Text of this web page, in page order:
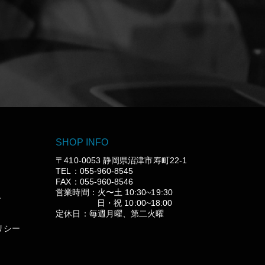
シー
SHOP INFO
〒410-0053 静岡県沼津市寿町22-1
TEL：055-960-8545
FAX：055-960-8546
営業時間：火〜土 10:30~19:30
日・祝 10:00~18:00
定休日：毎週月曜、第二火曜